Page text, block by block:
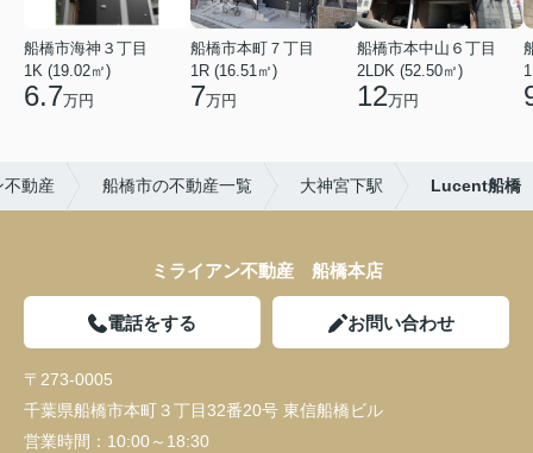
船橋市海神３丁目
1K (19.02㎡)
6.7万円
船橋市本町７丁目
1R (16.51㎡)
7万円
船橋市本中山６丁目
2LDK (52.50㎡)
12万円
不動産 船橋市の不動産一覧 大神宮下駅 Lucent船橋
ミライアン不動産 船橋本店
電話をする お問い合わせ
〒273-0005
千葉県船橋市本町３丁目32番20号 東信船橋ビル
営業時間： 10:00～18:30